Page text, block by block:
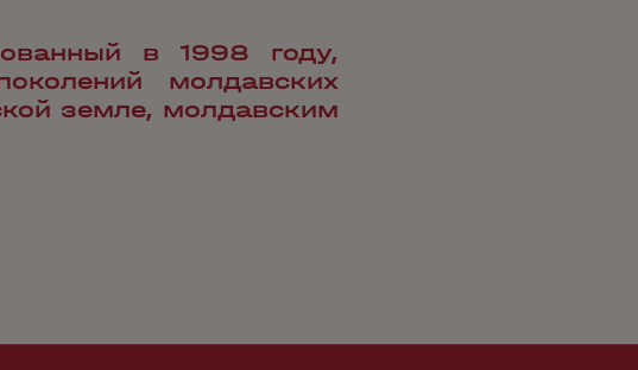
в 1998 году,
молдавских
земле, молдавским